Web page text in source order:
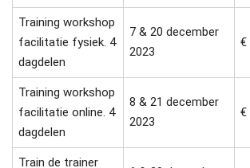
Training workshop
facilitatie fysiek. 4
dagdelen
7 & 20 december
2023
€
Training workshop
facilitatie online. 4
dagdelen
8 & 21 december
2023
€
Train de trainer